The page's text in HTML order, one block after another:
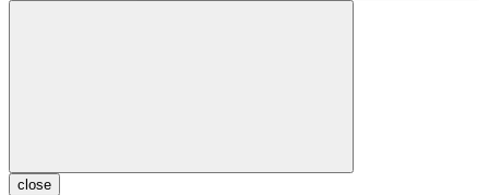
close